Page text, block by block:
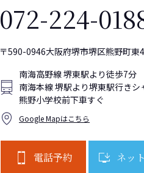
072-224-
〒590-0946大阪府堺市堺区熊野町東
南海高野線 堺東駅より徒歩7分
南海本線 堺駅より堺東駅行き
熊野小学校前下車すぐ
Google Mapはこちら
電話予約 ネッ